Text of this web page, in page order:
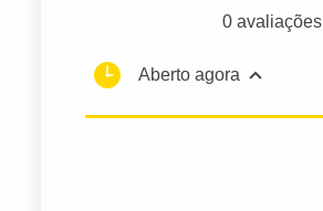
0 avaliações
Aberto agora